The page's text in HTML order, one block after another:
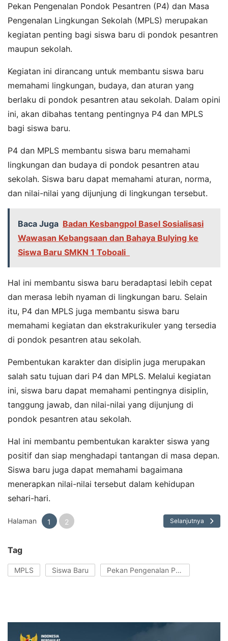
Pekan Pengenalan Pondok Pesantren (P4) dan Masa
Pengenalan Lingkungan Sekolah (MPLS) merupakan
kegiatan penting bagi siswa baru di pondok pesantren
maupun sekolah.
Kegiatan ini dirancang untuk membantu siswa baru
memahami lingkungan, budaya, dan aturan yang
berlaku di pondok pesantren atau sekolah. Dalam opini
ini, akan dibahas tentang pentingnya P4 dan MPLS
bagi siswa baru.
P4 dan MPLS membantu siswa baru memahami
lingkungan dan budaya di pondok pesantren atau
sekolah. Siswa baru dapat memahami aturan, norma,
dan nilai-nilai yang dijunjung di lingkungan tersebut.
Baca Juga Badan Kesbangpol Basel Sosialisasi
Wawasan Kebangsaan dan Bahaya Bulying ke
Siswa Baru SMKN 1 Toboali
Hal ini membantu siswa baru beradaptasi lebih cepat
dan merasa lebih nyaman di lingkungan baru. Selain
itu, P4 dan MPLS juga membantu siswa baru
memahami kegiatan dan ekstrakurikuler yang tersedia
di pondok pesantren atau sekolah.
Pembentukan karakter dan disiplin juga merupakan
salah satu tujuan dari P4 dan MPLS. Melalui kegiatan
ini, siswa baru dapat memahami pentingnya disiplin,
tanggung jawab, dan nilai-nilai yang dijunjung di
pondok pesantren atau sekolah.
Hal ini membantu pembentukan karakter siswa yang
positif dan siap menghadapi tantangan di masa depan.
Siswa baru juga dapat memahami bagaimana
menerapkan nilai-nilai tersebut dalam kehidupan
sehari-hari.
Halaman 1 2 Selanjutnya
Tag
MPLS Siswa Baru Pekan Pengenalan Pondok Pesantren